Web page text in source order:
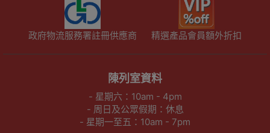
政府物流服務署註冊供應商 精選產品會員額外折扣
陳列室資料
- 星期六：10am - 4pm
- 周日及公眾假期：休息
- 星期一至五：10am - 7pm